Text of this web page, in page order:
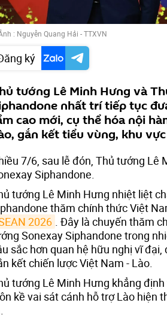
: Nguyễn Quang Hải - TTXVN
ký
tướng Lê Minh Hưng và
nhất trí tiếp tục
cao mới, cụ thể hóa nội
gắn kết tiểu vùng, khu
7/6, sau lễ đón, Thủ tướng
Siphandone.
tướng Lê Minh Hưng nhiệt liệt
thăm chính thức Việt
2026 . Đây là chuyến thăm
Sonexay Siphandone trong
sắc hơn quan hệ hữu nghị vĩ
kết chiến lược Việt Nam - Lào.
tướng Lê Minh Hưng khẳng
kề vai sát cánh hỗ trợ Lào hiện